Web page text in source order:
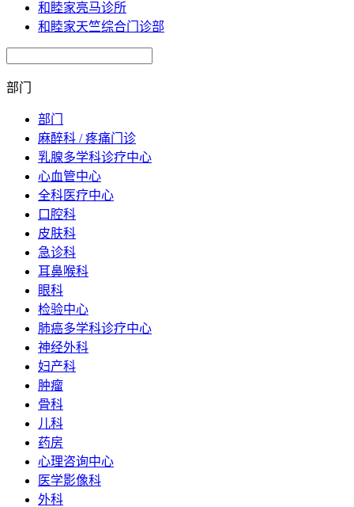
和睦家亮马诊所
和睦家天竺综合门诊部
部门
部门
麻醉科 / 疼痛门诊
乳腺多学科诊疗中心
心血管中心
全科医疗中心
口腔科
皮肤科
急诊科
耳鼻喉科
眼科
检验中心
肺癌多学科诊疗中心
神经外科
妇产科
肿瘤
骨科
儿科
药房
心理咨询中心
医学影像科
外科